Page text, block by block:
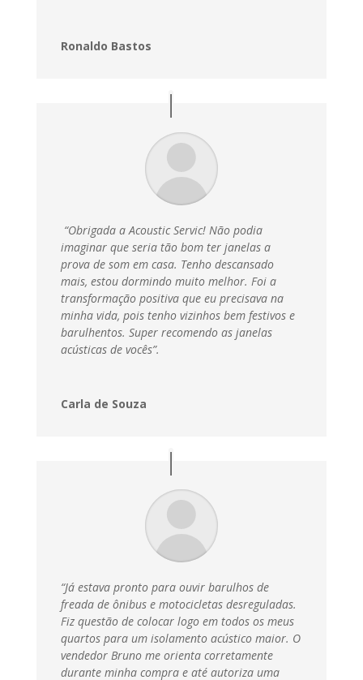
Ronaldo Bastos
“Obrigada a Acoustic Servic! Não podia
imaginar que seria tão bom ter janelas a
prova de som em casa. Tenho descansado
mais, estou dormindo muito melhor. Foi a
transformação positiva que eu precisava na
minha vida, pois tenho vizinhos bem festivos e
barulhentos. Super recomendo as janelas
acústicas de vocês”.
Carla de Souza
“Já estava pronto para ouvir barulhos de
freada de ônibus e motocicletas desreguladas.
Fiz questão de colocar logo em todos os meus
quartos para um isolamento acústico maior. O
vendedor Bruno me orienta corretamente
durante minha compra e até autoriza uma